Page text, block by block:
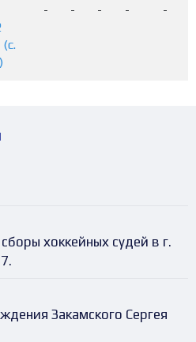
- - - - -
хоккейных судей в г.
Закамского Сергея